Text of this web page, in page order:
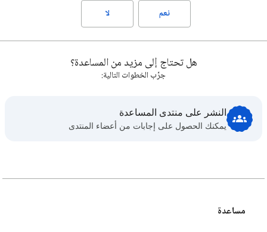
نعم لا
هل تحتاج إلى مزيد من المساعدة؟
جرِّب الخطوات التالية:
النشر على منتدى المساعدة
يمكنك الحصول على إجابات من أعضاء المنتدى
مساعدة